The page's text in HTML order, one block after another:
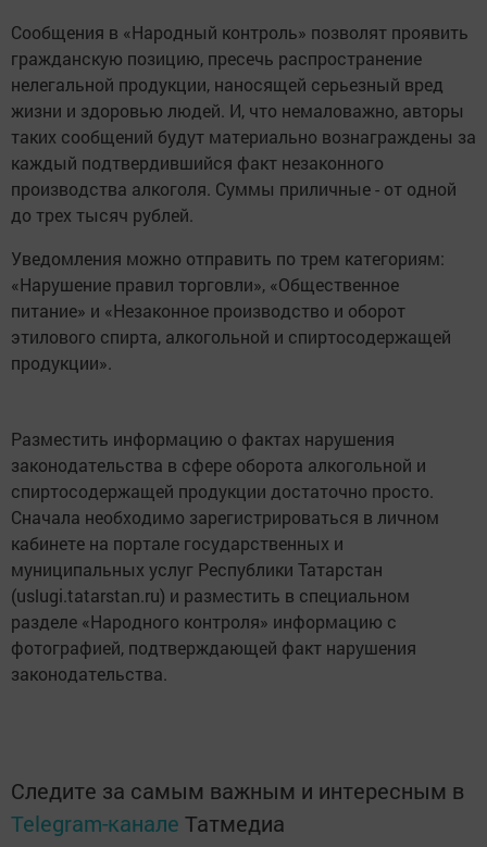
Сообщения в «Народный контроль» позволят проявить
гражданскую позицию, пресечь распространение
нелегальной продукции, наносящей серьезный вред
жизни и здоровью людей. И, что немаловажно, авторы
таких сообщений будут материально вознаграждены за
каждый подтвердившийся факт незаконного
производства алкоголя. Суммы приличные - от одной
до трех тысяч рублей.
Уведомления можно отправить по трем категориям:
«Нарушение правил торговли», «Общественное
питание» и «Незаконное производство и оборот
этилового спирта, алкогольной и спиртосодержащей
продукции».
Разместить информацию о фактах нарушения
законодательства в сфере оборота алкогольной и
спиртосодержащей продукции достаточно просто.
Сначала необходимо зарегистрироваться в личном
кабинете на портале государственных и
муниципальных услуг Республики Татарстан
(uslugi.tatarstan.ru) и разместить в специальном
разделе «Народного контроля» информацию с
фотографией, подтверждающей факт нарушения
законодательства.
Следите за самым важным и интересным в
Telegram-канале Татмедиа